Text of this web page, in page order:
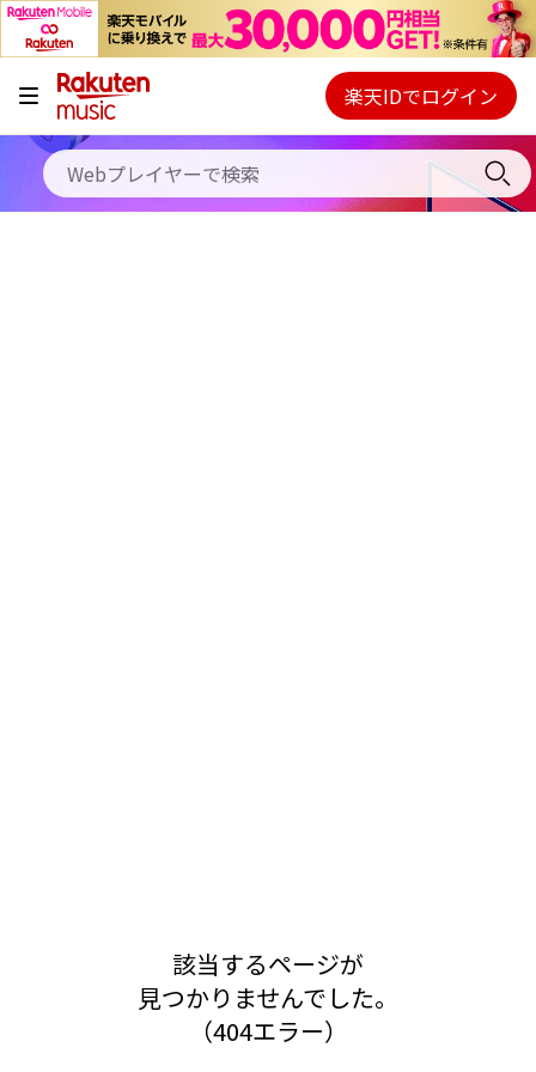
キャンペーン
料金プラン
使い方
Webプレイヤー
ご契約内容の確認・変更
楽天IDでログイン
該当するページが
見つかりませんでした。
（404エラー）